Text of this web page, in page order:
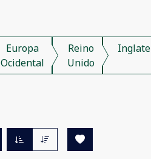
Europa
Ocidental
Reino
Unido